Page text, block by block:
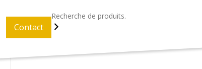
Contact
Recherche